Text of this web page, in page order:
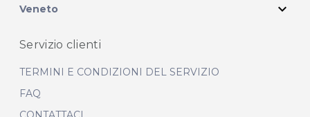
Veneto expand_more
Servizio clienti
TERMINI E CONDIZIONI DEL SERVIZIO
FAQ